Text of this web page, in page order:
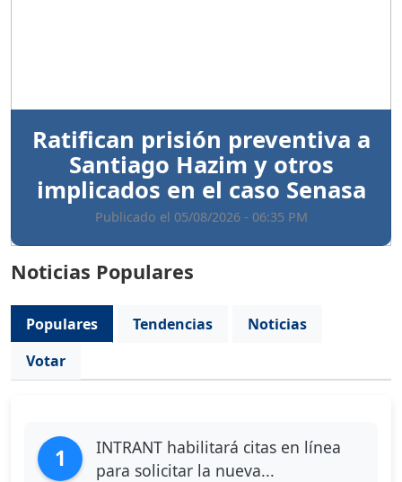
Ratifican prisión preventiva a
Santiago Hazim y otros
implicados en el caso Senasa
Publicado el 05/08/2026 - 06:35 PM
Noticias Populares
Populares Tendencias
Noticias
Votar
1
INTRANT habilitará citas en línea
para solicitar la nueva...